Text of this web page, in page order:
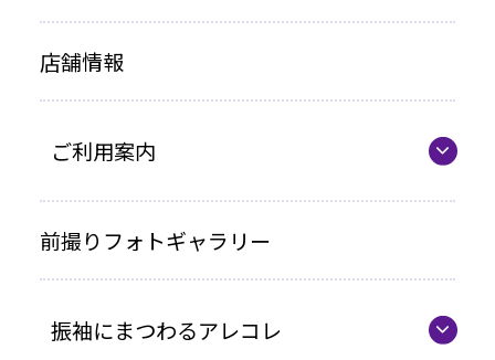
レンタルプラン
お買い上げプラン
ママ振プラン
店舗情報
ご利用案内
各種お支払い方法
車いすをご利用の方へ
前撮りフォトギャラリー
振袖にまつわるアレコレ